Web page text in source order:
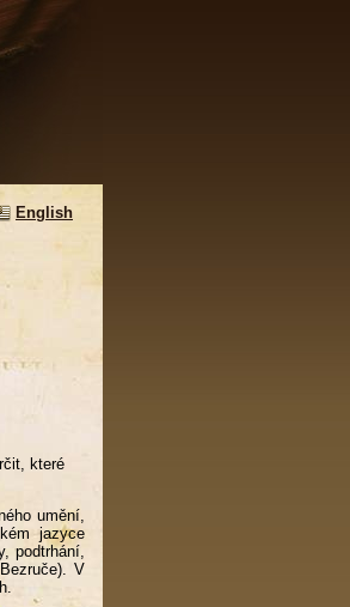
English
které
umění,
jazyce
podtrhání,
V